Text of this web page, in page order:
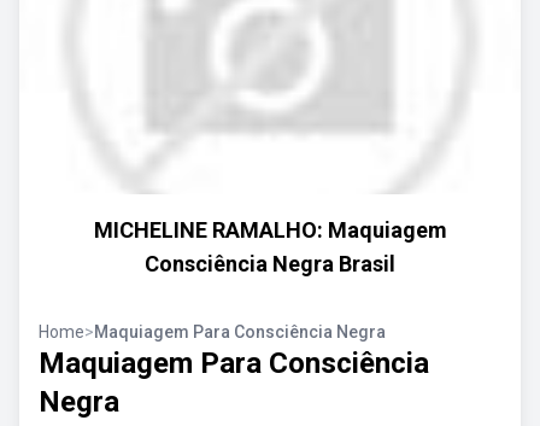
MICHELINE RAMALHO: Maquiagem
Consciência Negra Brasil
Home>Maquiagem Para Consciência Negra
Maquiagem Para Consciência
Negra